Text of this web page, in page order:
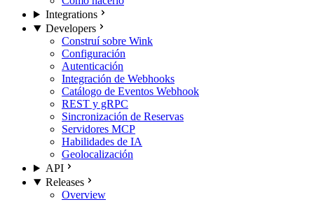
Integrations
Developers
Construí sobre Wink
Configuración
Autenticación
Integración de Webhooks
Catálogo de Eventos Webhook
REST y gRPC
Sincronización de Reservas
Servidores MCP
Habilidades de IA
Geolocalización
API
Releases
Overview